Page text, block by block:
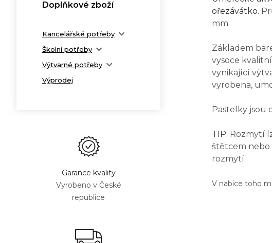
Doplňkové zboží
Kancelářské potřeby
Školní potřeby
Výtvarné potřeby
Výprodej
Garance kvality
Vyrobeno v České
republice
ořezávátko.
mm.
Základem
vysoce
vynikající
vyrobena,
Pastelky jsou
TIP: Rozmytí
štětcem nebo
rozmytí.
V nabíce toho